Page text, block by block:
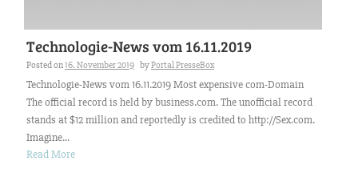
Technologie-News vom 16.11.2019
Posted on16. November 2019 byPortal PresseBox
Technologie-News vom 16.11.2019 Most expensive com-Domain
The official record is held by business.com. The unofficial record
stands at $12 million and reportedly is credited to http://Sex.com.
Imagine...
Read More